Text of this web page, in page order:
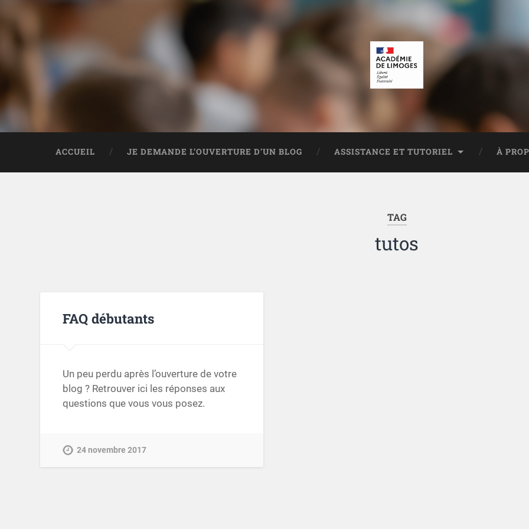
ACCUEIL JE DEMANDE L’OUVERTURE D’UN BLOG ASSISTANCE ET TUTORIEL À
TAG
tutos
FAQ débutants
Un peu perdu après l’ouverture de votre
blog ? Retrouver ici les réponses aux
questions que vous vous posez.
24 novembre 2017